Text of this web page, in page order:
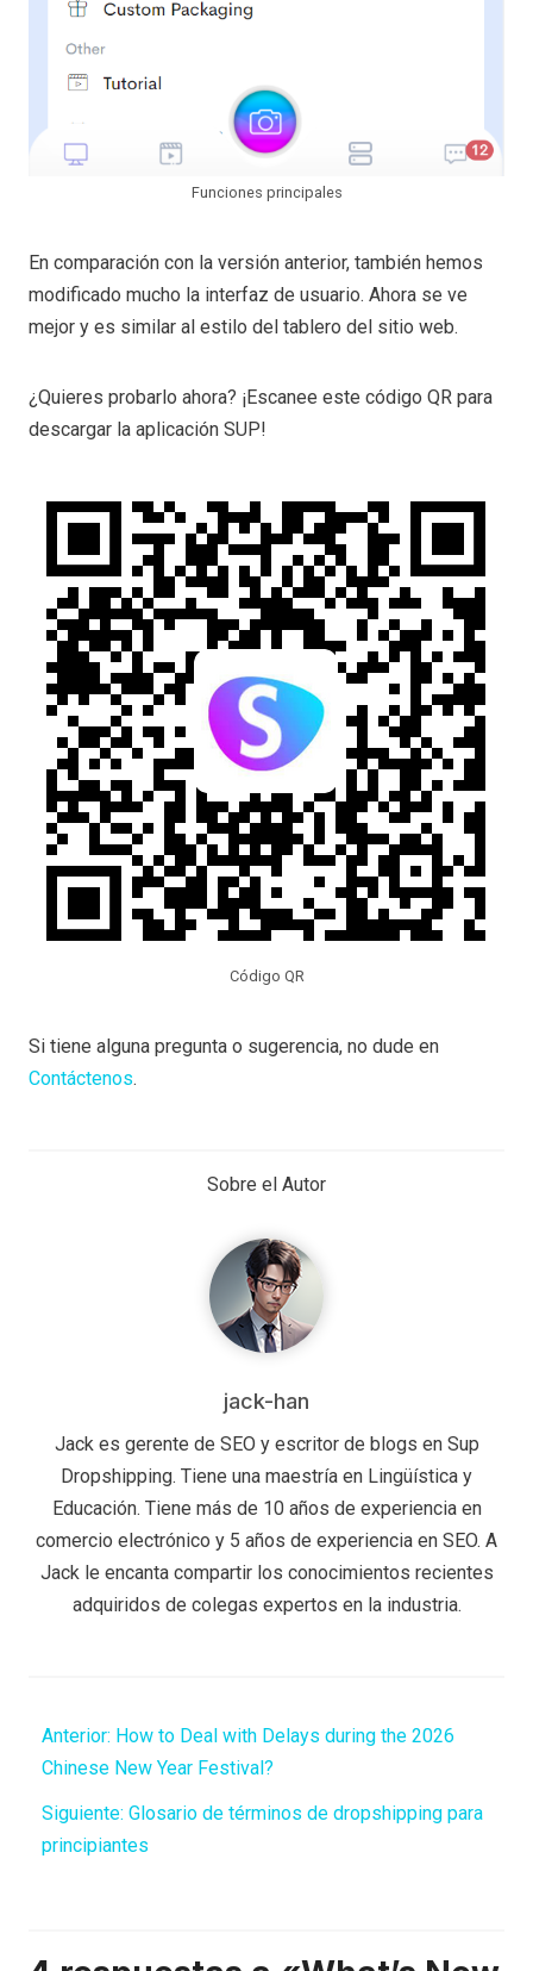
Funciones principales
En comparación con la versión anterior, también hemos
modificado mucho la interfaz de usuario. Ahora se ve
mejor y es similar al estilo del tablero del sitio web.
¿Quieres probarlo ahora? ¡Escanee este código QR para
descargar la aplicación SUP!
Código QR
Si tiene alguna pregunta o sugerencia, no dude en
Contáctenos.
Sobre el Autor
jack-han
Jack es gerente de SEO y escritor de blogs en Sup
Dropshipping. Tiene una maestría en Lingüística y
Educación. Tiene más de 10 años de experiencia en
comercio electrónico y 5 años de experiencia en SEO. A
Jack le encanta compartir los conocimientos recientes
adquiridos de colegas expertos en la industria.
Anterior: How to Deal with Delays during the 2026
Chinese New Year Festival?
Siguiente: Glosario de términos de dropshipping para
principiantes